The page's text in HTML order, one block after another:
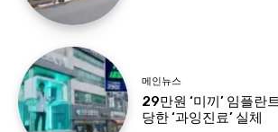
메인뉴스
29만원 ‘미끼’ 임플란
당한 ‘과잉진료’ 실체